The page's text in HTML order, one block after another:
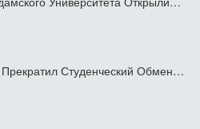
Студенческий Обмен…